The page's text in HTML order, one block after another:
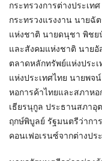
กระทรวงการต่างประเท
กระทรวงแรงงาน นายฉั
แห่งชาติ นายดนุชา พิชย
และสังคมแห่งชาติ นายอั
ตลาดหลักทรัพย์แห่งประ
แห่งประเทศไทย นายพ
หอการค้าไทยและสภาหอ
เธียรนุกูล ประธานสภาอุ
ฤกษ์พิบูลย์ รัฐมนตรีว่ากา
คอนเฟอเรนซ์จากต่างปร